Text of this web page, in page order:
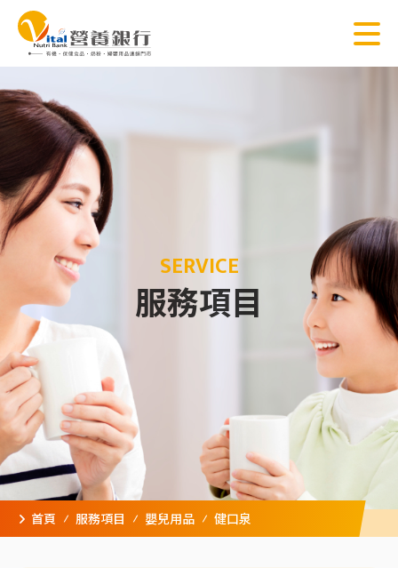
SERVICE
服務項目
首頁 服務項目 嬰兒用品 健口泉